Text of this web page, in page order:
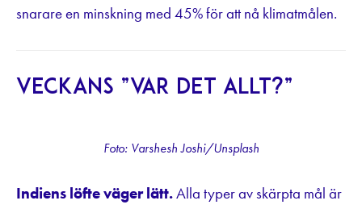
snarare en minskning med 45% för att nå klimatmålen.
Veckans ”var det allt?”
Foto: Varshesh Joshi/Unsplash
Indiens löfte väger lätt.Alla typer av skärpta mål är